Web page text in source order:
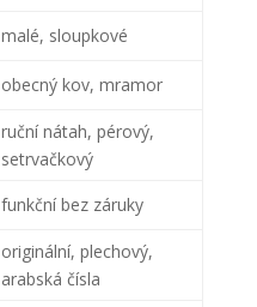
malé, sloupkové
obecný kov, mramor
ruční nátah, pérový,
setrvačkový
funkční bez záruky
originální, plechový,
arabská čísla